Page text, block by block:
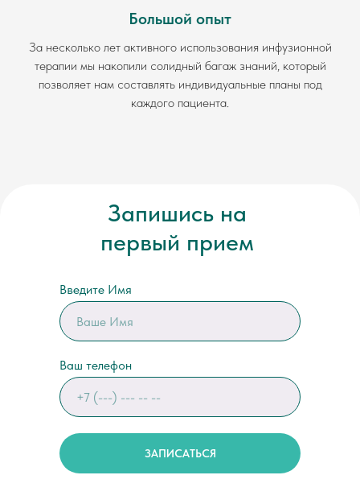
Большой опыт
За несколько лет активного использования инфузионной
терапии мы накопили солидный багаж знаний, который
позволяет нам составлять индивидуальные планы под
каждого пациента.
Запишись на
первый прием
Введите Имя
Ваш телефон
ЗАПИСАТЬСЯ